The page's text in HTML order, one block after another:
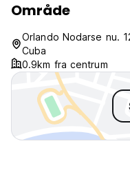
Område
Orlando Nodarse nu.
Cuba
0.9km fra centrum